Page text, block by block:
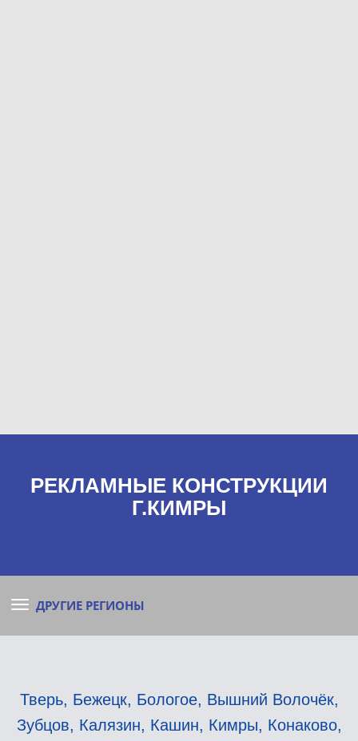
РЕКЛАМНЫЕ КОНСТРУКЦИИ
Г.КИМРЫ
ДРУГИЕ РЕГИОНЫ
Тверь, Бежецк, Бологое, Вышний Волочёк,
Зубцов, Калязин, Кашин, Кимры, Конаково,